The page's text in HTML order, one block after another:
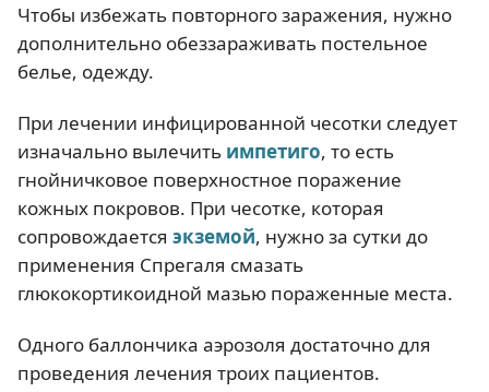
Чтобы избежать повторного заражения, нужно
дополнительно обеззараживать постельное
белье, одежду.
При лечении инфицированной чесотки следует
изначально вылечить импетиго, то есть
гнойничковое поверхностное поражение
кожных покровов. При чесотке, которая
сопровождается экземой, нужно за сутки до
применения Спрегаля смазать
глюкокортикоидной мазью пораженные места.
Одного баллончика аэрозоля достаточно для
проведения лечения троих пациентов.